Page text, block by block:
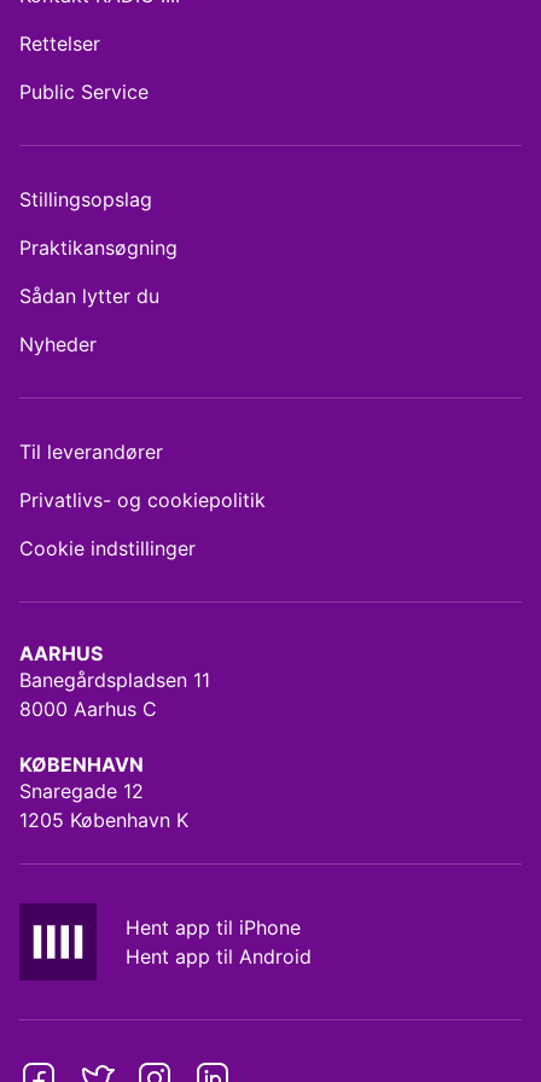
AARHUS
Banegårdspladsen 11
8000 Aarhus C
KØBENHAVN
Snaregade 12
1205 København K
Hent app til iPhone
Hent app til Android
Rettelser
Public Service
Stillingsopslag
Praktikansøgning
Sådan lytter du
Nyheder
Til leverandører
Privatlivs- og cookiepolitik
Cookie indstillinger